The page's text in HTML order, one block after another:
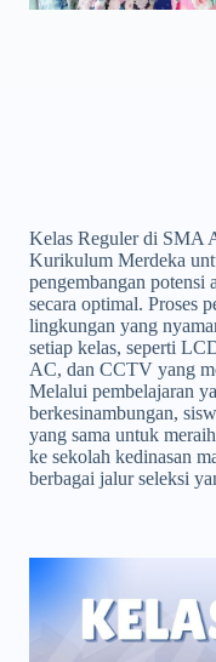
Kelas Reguler di SMA
Kurikulum Merdeka
pengembangan potensi
secara optimal. Proses
lingkungan yang
setiap kelas, seperti
AC, dan CCTV yang
Melalui pembelajaran
berkesinambungan,
yang sama untuk
ke sekolah kedinasan
berbagai jalur seleksi